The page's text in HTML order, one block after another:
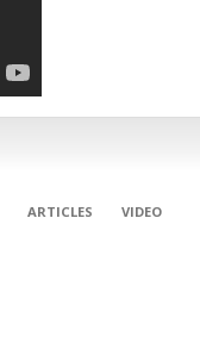
ARTICLES
VIDEO